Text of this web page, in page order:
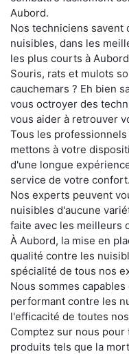
Aubord.
Nos techniciens savent
nuisibles, dans les
les plus courts à
Souris, rats et mulots
cauchemars ? Eh bien
vous octroyer des
vous aider à retrouver
Tous les
mettons à votre
d'une longue
service de votre confort.
Nos experts peuvent
nuisibles d'aucune
faite avec les meilleurs
À Aubord, la mise en
qualité contre les
spécialité de tous nos
Nous sommes
performant contre les
l'efficacité de toutes
Comptez sur nous
produits tels que la